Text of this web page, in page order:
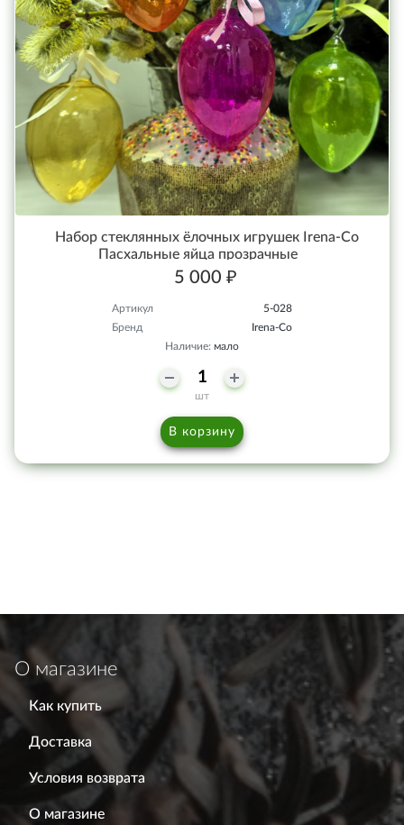
Набор стеклянных ёлочных игрушек Irena-Co
Пасхальные яйца прозрачные
5 000 ₽
Артикул
5-028
Бренд
Irena-Co
Наличие: мало
шт
В корзину
О магазине
Как купить
Доставка
Условия возврата
О магазине